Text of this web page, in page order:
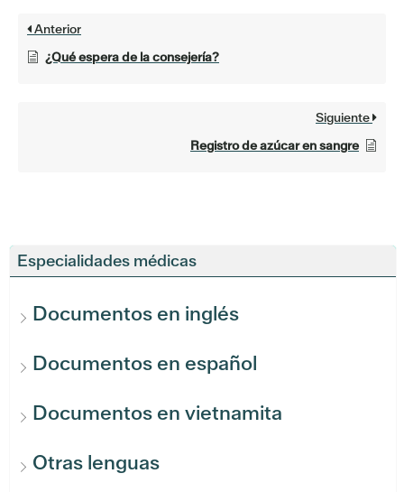
Especialidades médicas
Documentos en inglés
Documentos en español
Documentos en vietnamita
Otras lenguas
Anterior
¿Qué espera de la consejería?
Siguiente
Registro de azúcar en sangre